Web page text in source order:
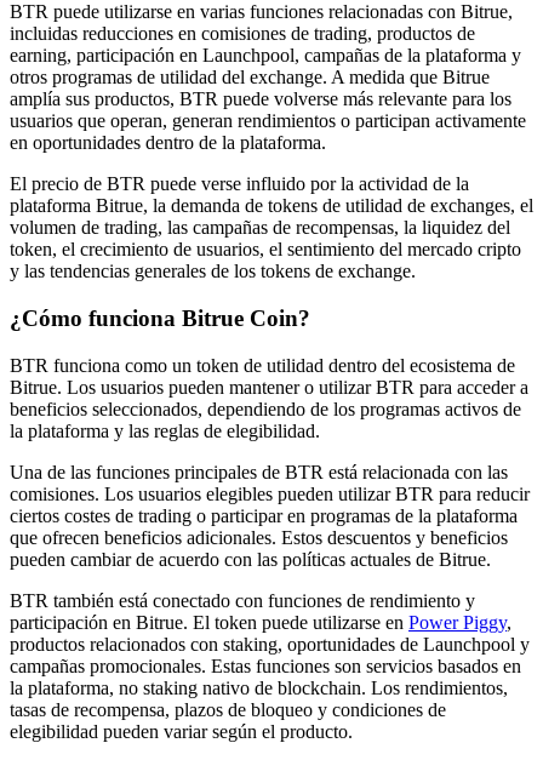
Disfruta del reparto de beneficios y comisiones de copy trading
Información
Análisis de big data que incluye información comercial, etc.
Guía
Guía de inicio de futuros
BTR puede utilizarse en varias funciones relacionadas con Bitrue,
incluidas reducciones en comisiones de trading, productos de
earning, participación en Launchpool, campañas de la plataforma y
otros programas de utilidad del exchange. A medida que Bitrue
amplía sus productos, BTR puede volverse más relevante para los
usuarios que operan, generan rendimientos o participan activamente
en oportunidades dentro de la plataforma.
El precio de BTR puede verse influido por la actividad de la
plataforma Bitrue, la demanda de tokens de utilidad de exchanges, el
volumen de trading, las campañas de recompensas, la liquidez del
token, el crecimiento de usuarios, el sentimiento del mercado cripto
y las tendencias generales de los tokens de exchange.
¿Cómo funciona Bitrue Coin?
BTR funciona como un token de utilidad dentro del ecosistema de
Bitrue. Los usuarios pueden mantener o utilizar BTR para acceder a
beneficios seleccionados, dependiendo de los programas activos de
la plataforma y las reglas de elegibilidad.
Una de las funciones principales de BTR está relacionada con las
comisiones. Los usuarios elegibles pueden utilizar BTR para reducir
ciertos costes de trading o participar en programas de la plataforma
que ofrecen beneficios adicionales. Estos descuentos y beneficios
pueden cambiar de acuerdo con las políticas actuales de Bitrue.
BTR también está conectado con funciones de rendimiento y
participación en Bitrue. El token puede utilizarse en Power Piggy,
productos relacionados con staking, oportunidades de Launchpool y
campañas promocionales. Estas funciones son servicios basados en
la plataforma, no staking nativo de blockchain. Los rendimientos,
tasas de recompensa, plazos de bloqueo y condiciones de
elegibilidad pueden variar según el producto.